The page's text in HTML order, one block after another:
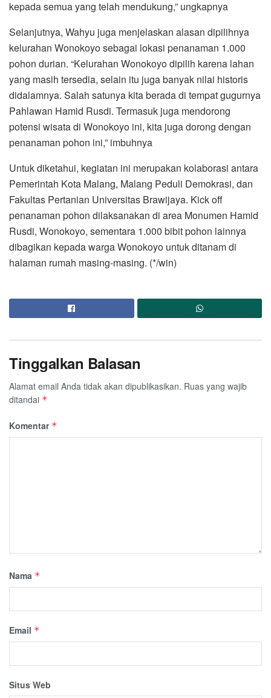
kepada semua yang telah mendukung,” ungkapnya
Selanjutnya, Wahyu juga menjelaskan alasan dipilihnya
kelurahan Wonokoyo sebagai lokasi penanaman 1.000
pohon durian. “Kelurahan Wonokoyo dipilih karena lahan
yang masih tersedia, selain itu juga banyak nilai historis
didalamnya. Salah satunya kita berada di tempat gugurnya
Pahlawan Hamid Rusdi. Termasuk juga mendorong
potensi wisata di Wonokoyo ini, kita juga dorong dengan
penanaman pohon ini,” imbuhnya
Untuk diketahui, kegiatan ini merupakan kolaborasi antara
Pemerintah Kota Malang, Malang Peduli Demokrasi, dan
Fakultas Pertanian Universitas Brawijaya. Kick off
penanaman pohon dilaksanakan di area Monumen Hamid
Rusdi, Wonokoyo, sementara 1.000 bibit pohon lainnya
dibagikan kepada warga Wonokoyo untuk ditanam di
halaman rumah masing-masing. (*/win)
Tinggalkan Balasan
Alamat email Anda tidak akan dipublikasikan. Ruas yang wajib
ditandai *
Komentar *
Nama *
Email *
Situs Web